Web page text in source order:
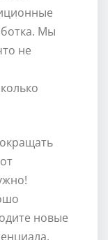
Мы
не
новые